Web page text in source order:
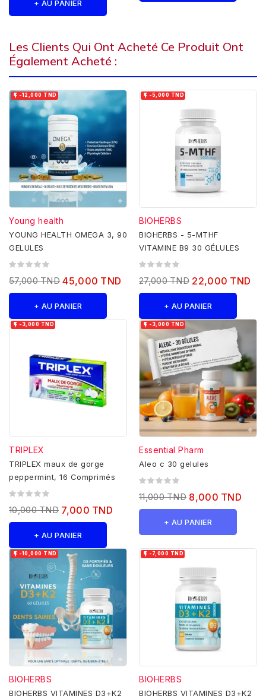
+ AU PANIER
Les Clients Qui Ont Acheté Ce Produit Ont
Également Acheté :
 -12,000 TND
Young health
YOUNG HEALTH OMEGA 3, 90
GELULES
57,000 TND 45,000 TND
+ AU PANIER
 -5,000 TND
BIOHERBS
BIOHERBS - 5-MTHF
VITAMINE B9 30 GÉLULES
27,000 TND 22,000 TND
+ AU PANIER
 -3,000 TND
TRIPLEX
TRIPLEX maux de gorge
peppermint, 16 Comprimés
10,000 TND 7,000 TND
+ AU PANIER
 -3,000 TND
Essential Pharm
Aleo c 30 gelules
11,000 TND 8,000 TND
+ AU PANIER
 -10,000 TND
BIOHERBS
BIOHERBS VITAMINES D3+K2
 -7,000 TND
BIOHERBS
BIOHERBS VITAMINES D3+K2